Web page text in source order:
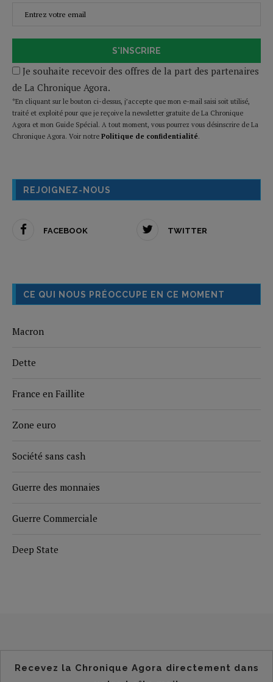
S'INSCRIRE
Je souhaite recevoir des offres de la part des partenaires
de La Chronique Agora.
*En cliquant sur le bouton ci-dessus, j’accepte que mon e-mail saisi soit utilisé,
traité et exploité pour que je reçoive la newsletter gratuite de La Chronique
Agora et mon Guide Spécial. A tout moment, vous pourrez vous désinscrire de La
Chronique Agora. Voir notre Politique de confidentialité.
REJOIGNEZ-NOUS
FACEBOOK TWITTER
CE QUI NOUS PRÉOCCUPE EN CE MOMENT
Macron
Dette
France en Faillite
Zone euro
Société sans cash
Guerre des monnaies
Guerre Commerciale
Deep State
Recevez la Chronique Agora directement dans